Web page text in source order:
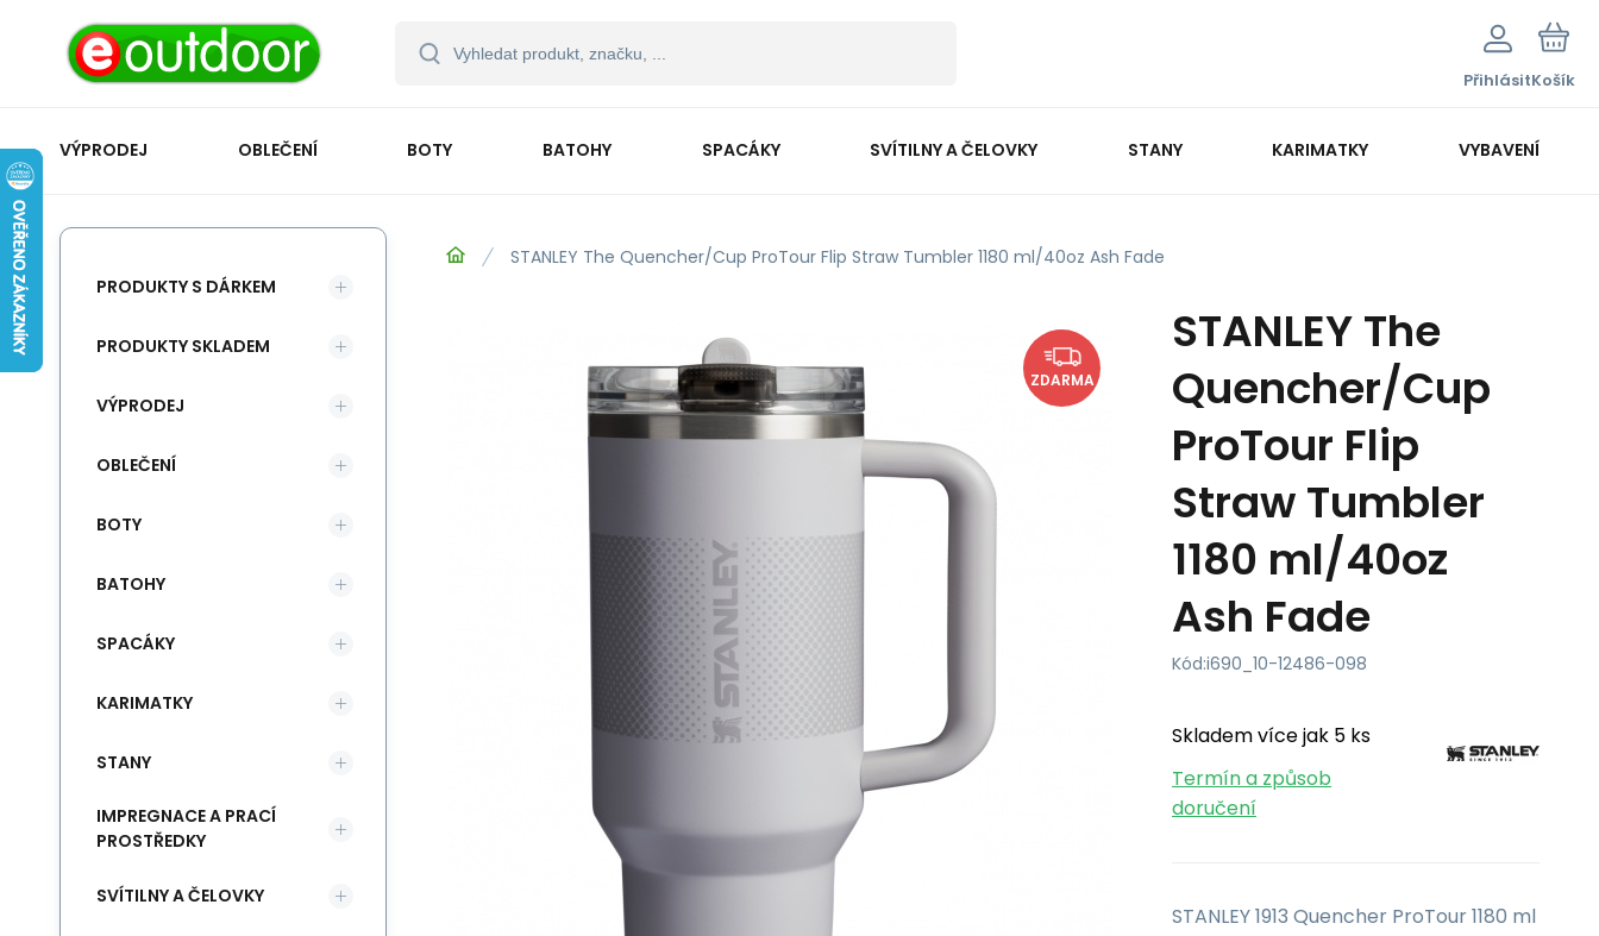
PřihlásitKošík
VÝPRODEJ OBLEČENÍ BOTY BATOHY SPACÁKY SVÍTILNY A ČELOVKY STANY KARIMATKY VYBAVENÍ
STANLEY The Quencher/Cup ProTour Flip Straw Tumbler 1180 ml/40oz Ash Fade
ZDARMA
STANLEY The
Quencher/Cup
ProTour Flip
Straw Tumbler
1180 ml/40oz
Ash Fade
Kód:i690_10-12486-098
Skladem více jak 5 ks
Termín a způsob
doručení
STANLEY 1913 Quencher ProTour 1180 ml
PRODUKTY S DÁRKEM
PRODUKTY SKLADEM
VÝPRODEJ
OBLEČENÍ
BOTY
BATOHY
SPACÁKY
KARIMATKY
STANY
IMPREGNACE A PRACÍ
PROSTŘEDKY
SVÍTILNY A ČELOVKY